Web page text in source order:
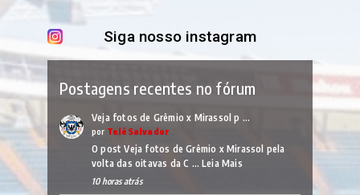
Siga nosso instagram
Postagens recentes no fórum
Veja fotos de Grêmio x Mirassol p …
por TelêSalvador
O post Veja fotos de Grêmio x Mirassol pela
volta das oitavas da C … Leia Mais
10 horas atrás